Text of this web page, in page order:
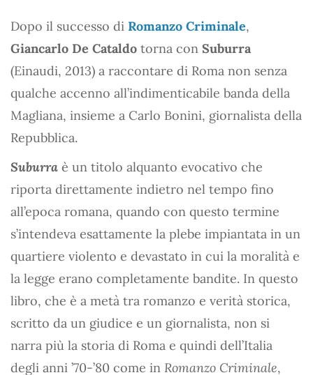
Dopo il successo di Romanzo Criminale,
Giancarlo De Cataldo torna con Suburra
(Einaudi, 2013) a raccontare di Roma non senza
qualche accenno all’indimenticabile banda della
Magliana, insieme a Carlo Bonini, giornalista della
Repubblica.
Suburra è un titolo alquanto evocativo che
riporta direttamente indietro nel tempo fino
all’epoca romana, quando con questo termine
s’intendeva esattamente la plebe impiantata in un
quartiere violento e devastato in cui la moralità e
la legge erano completamente bandite. In questo
libro, che è a metà tra romanzo e verità storica,
scritto da un giudice e un giornalista, non si
narra più la storia di Roma e quindi dell’Italia
degli anni ’70-’80 come in Romanzo Criminale,